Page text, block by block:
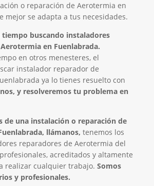
o reparación de Aerotermia en
mejor se adapta a tus necesidades.
tiempo buscando instaladores
en Fuenlabrada.
en otros menesteres, el
instalador reparador de
ya lo tienes resuelto con
y resolveremos tu problema en
de una instalación o reparación de
llámanos, tenemos los
reparadores de Aerotermia del
acreditados y altamente
realizar cualquier trabajo. Somos
y profesionales.